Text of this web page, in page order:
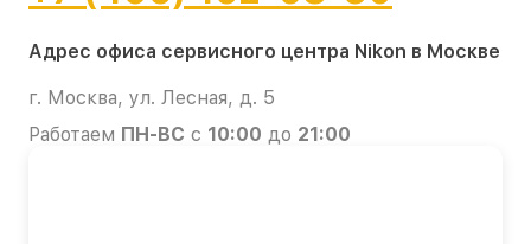
Адрес офиса сервисного центра Nikon в Москве
г. Москва, ул. Лесная, д. 5
Работаем ПН-ВС с 10:00 до 21:00